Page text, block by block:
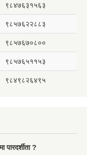
९८४७६३१५६३
९८५७६२२८८३
९८५७६७०८००
९८५७६५११५३
९८४९८२६४९५
पारदर्शीता ?